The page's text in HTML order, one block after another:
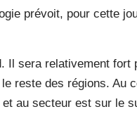
prévoit, pour cette
Il sera relativement
reste des régions. Au
au secteur est sur le